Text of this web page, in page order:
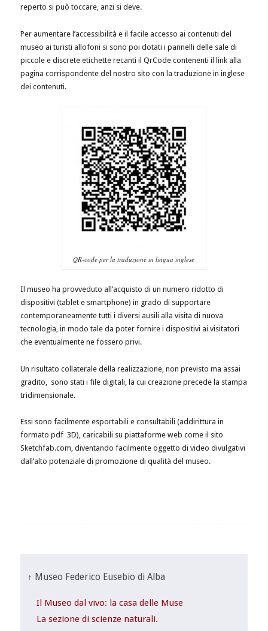
reperto si può toccare, anzi si deve.
Per aumentare l’accessibilità e il facile accesso ai contenuti del
museo ai turisti allofoni si sono poi dotati i pannelli delle sale di
piccole e discrete etichette recanti il QrCode contenenti il link alla
pagina corrispondente del nostro sito con la traduzione in inglese
dei contenuti.
QR-code per la traduzione in lingua inglese
Il museo ha provveduto all’acquisto di un numero ridotto di
dispositivi (tablet e smartphone) in grado di supportare
contemporaneamente tutti i diversi ausili alla visita di nuova
tecnologia, in modo tale da poter fornire i dispositivi ai visitatori
che eventualmente ne fossero privi.
Un risultato collaterale della realizzazione, non previsto ma assai
gradito, sono stati i file digitali, la cui creazione precede la stampa
tridimensionale.
Essi sono facilmente esportabili e consultabili (addirittura in
formato pdf 3D), caricabili su piattaforme web come il sito
Sketchfab.com, diventando facilmente oggetto di video divulgativi
dall’alto potenziale di promozione di qualità del museo.
↑ Museo Federico Eusebio di Alba
Il Museo dal vivo: la casa delle Muse
La sezione di scienze naturali.